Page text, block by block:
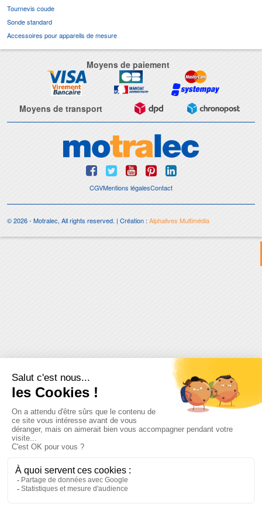
Tournevis coude
Sonde standard
Accessoires pour appareils de mesure
Moyens de paiement
Moyens de transport
CGVMentions légalesContact
© 2026 - Motralec, All rights reserved. | Création :Alphalives Multimédia